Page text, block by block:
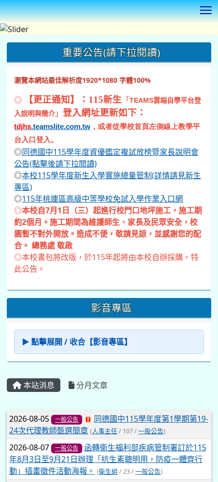
重要公告(請下拉閱讀)
瀏覽本網站最佳解析度1920*1080 字體100%
◎ 【更正通知】：115新生 「 TEAMS雲端自學平台登
入說明與簡介」 登入網址更新如下：
tdjhs.teamslite.com.tw ，或者從學校首頁左側線上教學平
台入口登入。
◎同德國中115學年度資優鑑定複試放榜暨家長說明會
公告(點擊後請下拉閱讀)
◎本校115學年度新生入學實施總量管制(詳情請見新生
專區)
◎115年桃連區高級中等學校免試入學作業入口網
◎本校自7月1日（三）起進行校門口地坪施工，施工期
約2個月。施工期間為維護師生、家長及民眾安全，校
園暫不對外開放。造成不便，敬請見諒，並感謝您的配
合。 總務處 敬啟
◎本校書包將改版，於115年起將由本校自辦採購，特
此公告。
影音專區
▶ 點擊展開 / 收合【影音專區】
本站消息 分月文章
文章列表
2026-08-05 一般公告
同德國中115學年度第1學期第19-
24次代理教師甄選簡章 (人事主任/ 107 /一般公告)
2026-08-07 一般公告
函轉衛生福利部疾病管制署訂於115
年8月3日至9月21日辦理「抗生素聰明用，防疫一體齊行
動」插畫徵件活動海報。 (衛生組 / 23 /一般公告)